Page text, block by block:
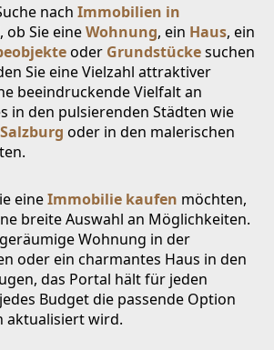
nach Immobilien in
ob Sie eineWohnung, ein Haus, ein
oder Grundstückesuchen
Sie eine Vielzahl attraktiver
beeindruckende Vielfalt an
in den pulsierenden Städten wie
Salzburg oder in den malerischen
eineImmobilie kaufen möchten,
breite Auswahl an Möglichkeiten.
Wohnung in der
oder ein charmantes Haus in den
das Portal hält für jeden
Budget die passende Option
aktualisiert wird.